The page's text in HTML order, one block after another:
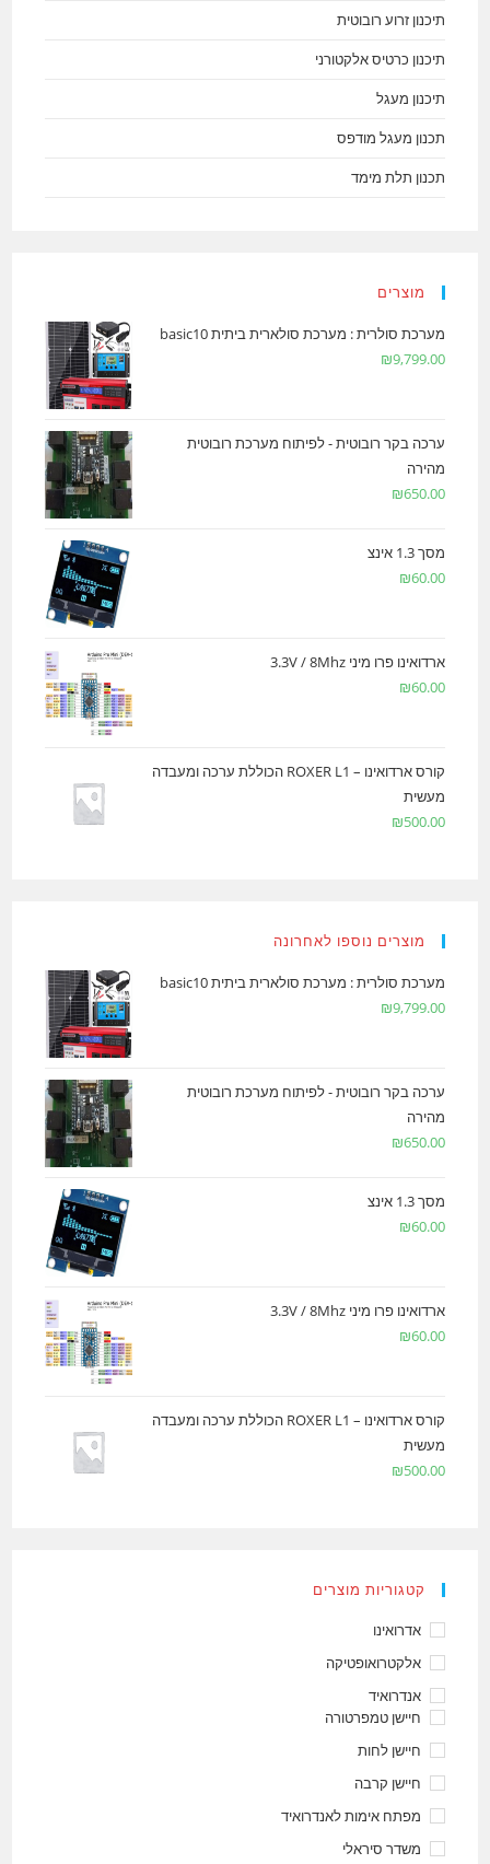
תיכנון זרוע רובוטית
תיכנון כרטיס אלקטורני
תיכנון מעגל
תכנון מעגל מודפס
תכנון תלת מימד
מוצרים
מערכת סולרית : מערכת סולארית ביתית basic10
₪9,799.00
ערכה בקר רובוטית - לפיתוח מערכת רובוטית
מהירה
₪650.00
מסך 1.3 אינצ
₪60.00
ארדואינו פרו מיני 3.3V / 8Mhz
₪60.00
קורס ארדואינו – ROXER L1 הכוללת ערכה ומעבדה
מעשית
₪500.00
מוצרים נוספו לאחרונה
מערכת סולרית : מערכת סולארית ביתית basic10
₪9,799.00
ערכה בקר רובוטית - לפיתוח מערכת רובוטית
מהירה
₪650.00
מסך 1.3 אינצ
₪60.00
ארדואינו פרו מיני 3.3V / 8Mhz
₪60.00
קורס ארדואינו – ROXER L1 הכוללת ערכה ומעבדה
מעשית
₪500.00
קטגוריות מוצרים
אדרואינו
אלקטרואופטיקה
אנדרואיד
חיישן טמפרטורה
חיישן לחות
חיישן קרבה
מפתח אימות לאנדרואיד
משדר סיראלי